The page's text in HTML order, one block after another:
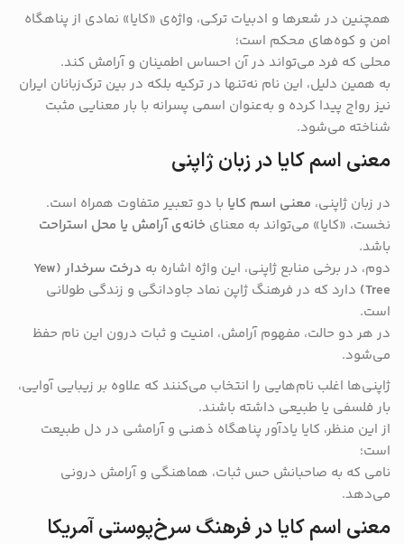
همچنین در شعرها و ادبیات ترکی، واژه‌ی «کایا» نمادی از پناهگاه
امن و کوه‌های محکم است؛
محلی که فرد می‌تواند در آن احساس اطمینان و آرامش کند.
به همین دلیل، این نام نه‌تنها در ترکیه بلکه در بین ترک‌زبانان ایران
نیز رواج پیدا کرده و به‌عنوان اسمی پسرانه با بار معنایی مثبت
شناخته می‌شود.
معنی اسم کایا در زبان ژاپنی
در زبان ژاپنی، معنی اسم کایا با دو تعبیر متفاوت همراه است.
نخست، «کایا» می‌تواند به معنای خانه‌ی آرامش یا محل استراحت
باشد.
دوم، در برخی منابع ژاپنی، این واژه اشاره به
درخت سرخدار (Yew
Tree) دارد که در فرهنگ ژاپن نماد جاودانگی و زندگی طولانی
است.
در هر دو حالت، مفهوم آرامش، امنیت و ثبات درون این نام حفظ
می‌شود.
ژاپنی‌ها اغلب نام‌هایی را انتخاب می‌کنند که علاوه بر زیبایی آوایی،
بار فلسفی یا طبیعی داشته باشند.
از این منظر، کایا یادآور پناهگاه ذهنی و آرامشی در دل طبیعت
است؛
نامی که به صاحبانش حس ثبات، هماهنگی و آرامش درونی
می‌دهد.
معنی اسم کایا در فرهنگ سرخ‌پوستی آمریکا